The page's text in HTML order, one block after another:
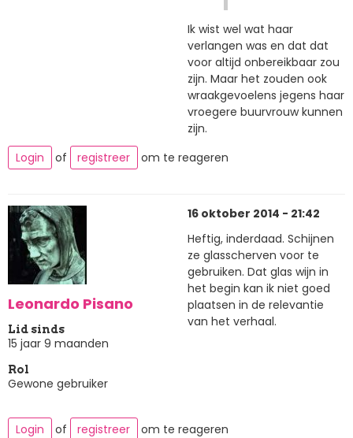
Ik wist wel wat haar
verlangen was en dat dat
voor altijd onbereikbaar zou
zijn. Maar het zouden ook
wraakgevoelens jegens haar
vroegere buurvrouw kunnen
zijn.
Login
of registreer om te reageren
Leonardo Pisano
Lid sinds
15 jaar 9 maanden
Rol
Gewone gebruiker
16 oktober 2014 - 21:42
Heftig, inderdaad. Schijnen
ze glasscherven voor te
gebruiken. Dat glas wijn in
het begin kan ik niet goed
plaatsen in de relevantie
van het verhaal.
Login of registreer om te reageren